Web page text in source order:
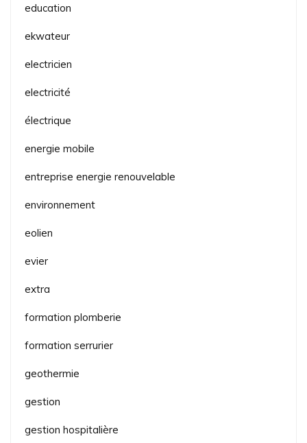
education
ekwateur
electricien
electricité
électrique
energie mobile
entreprise energie renouvelable
environnement
eolien
evier
extra
formation plomberie
formation serrurier
geothermie
gestion
gestion hospitalière